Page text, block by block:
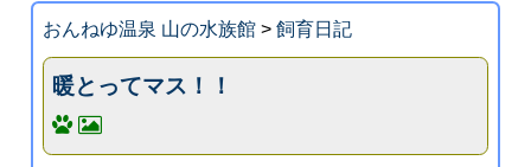
おんねゆ温泉 山の水族館> 飼育日記
暖とってマス！！